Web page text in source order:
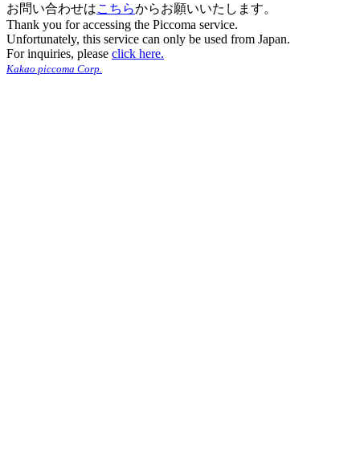
お問い合わせはこちらからお願いいたします。
Thank you for accessing the Piccoma service.
Unfortunately, this service can only be used from Japan.
For inquiries, please click here.
Kakao piccoma Corp.